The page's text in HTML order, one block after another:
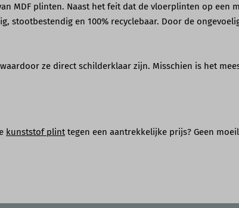
MDF plinten. Naast het feit dat de vloerplinten op
stootbestendig en 100% recyclebaar. Door de
ze direct schilderklaar zijn. Misschien is het
kunststof plinttegen een aantrekkelijke prijs? Geen